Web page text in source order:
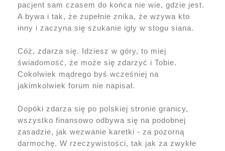
pacjent sam czasem do końca nie wie, gdzie jest.
A bywa i tak, że zupełnie znika, że wzywa kto
inny i zaczyna się szukanie igły w stogu siana.
Cóż, zdarza się. Idziesz w góry, to miej
świadomość, że może się zdarzyć i Tobie.
Cokolwiek mądrego byś wcześniej na
jakimkolwiek forum nie napisał.
Dopóki zdarza się po polskiej stronie granicy,
wszystko finansowo odbywa się na podobnej
zasadzie, jak wezwanie karetki - za pozorną
darmochę. W rzeczywistości, tak jak za zwykłe